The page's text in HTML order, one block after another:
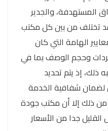
المستهدفة، والجدير
تختلف من بين كل مكتب
الهامة التي كان
وحجم الوصف بما في
ذلك، إذ يتم تحديد
لضمان شفافية الخدمة
من ذلك إلا أن مكتب جودة
جدا من الأسعار